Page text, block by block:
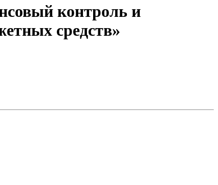
контроль и
средств»